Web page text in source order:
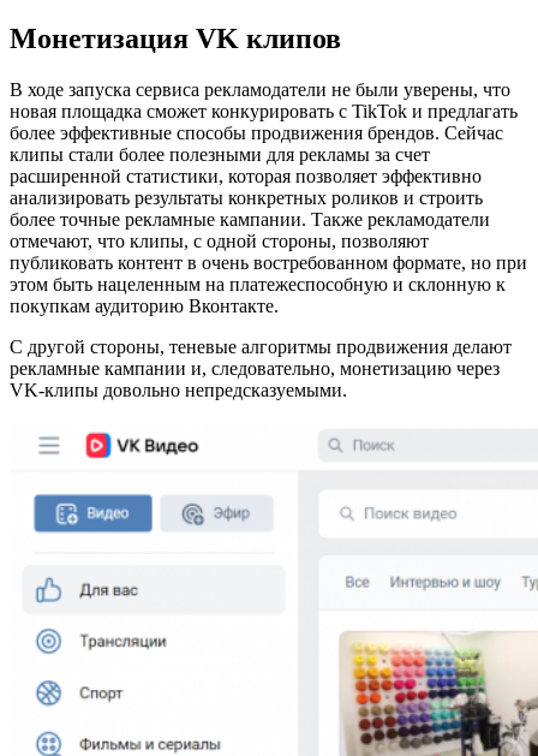
Монетизация VK клипов
В ходе запуска сервиса рекламодатели не были уверены, что
новая площадка сможет конкурировать с TikTok и предлагать
более эффективные способы продвижения брендов. Сейчас
клипы стали более полезными для рекламы за счет
расширенной статистики, которая позволяет эффективно
анализировать результаты конкретных роликов и строить
более точные рекламные кампании. Также рекламодатели
отмечают, что клипы, с одной стороны, позволяют
публиковать контент в очень востребованном формате, но при
этом быть нацеленным на платежеспособную и склонную к
покупкам аудиторию Вконтакте.
С другой стороны, теневые алгоритмы продвижения делают
рекламные кампании и, следовательно, монетизацию через
VK-клипы довольно непредсказуемыми.